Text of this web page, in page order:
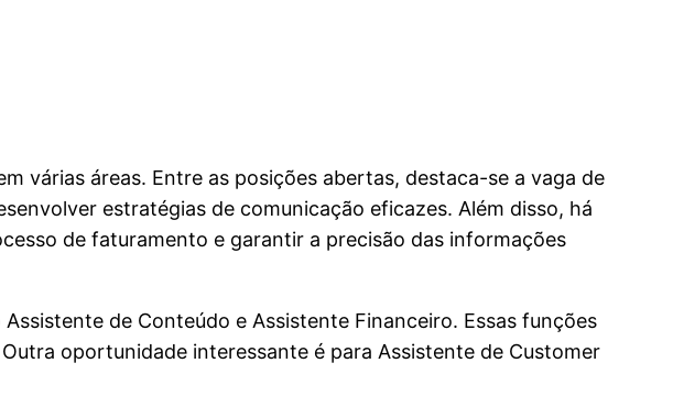
várias áreas. Entre as posições abertas, destaca-se a vaga de
estratégias de comunicação eficazes. Além disso, há
de faturamento e garantir a precisão das informações
de Conteúdo e Assistente Financeiro. Essas funções
oportunidade interessante é para Assistente de Customer